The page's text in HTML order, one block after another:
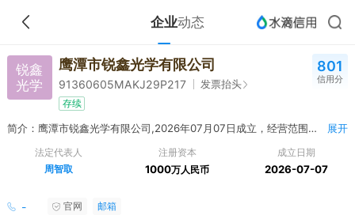
企业动态
锐鑫
光学
鹰潭市锐鑫光学有限公司
91360605MAKJ29P217 发票抬头
存续
801
信用分
简介：鹰潭市锐鑫光学有限公司,2026年07月07日成立，经营范围包括一般项目：光学仪器制造，光学仪器销售，汽车零部件及配件制造，汽车零部件研发，通用零部件制造，机械零件、零部件加工，机械零件、零部件销售，智能车载设备制造，智能车载设备销售，可穿戴智能设备制造，电子专用材料制造，照相机及器材制造，照相机及器材销售（除依法须经批准的项目外，凭营业执照依法自主开展经营活动） 展开
法定代表人
周智取
注册资本
1000万人民币
成立日期
2026-07-07
- 官网 邮箱